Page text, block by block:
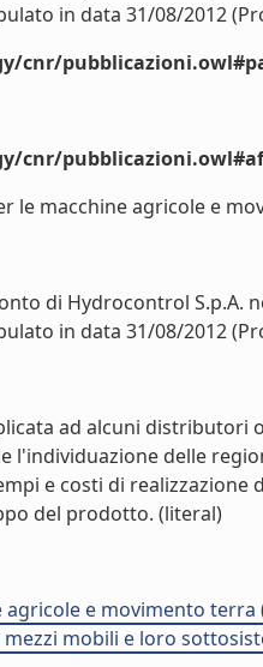
in data 31/08/2012
cnr/
cnr/
le macchine agricole e
di Hydrocontrol S.p.A.
in data 31/08/2012
ad alcuni
l'individuazione delle
e costi di
del prodotto. (literal)
e movimento terra
mobili e loro